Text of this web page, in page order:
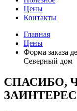
Цены
Контакты
Главная
Цены
Форма заказа
Северный дом
СПАСИБО,